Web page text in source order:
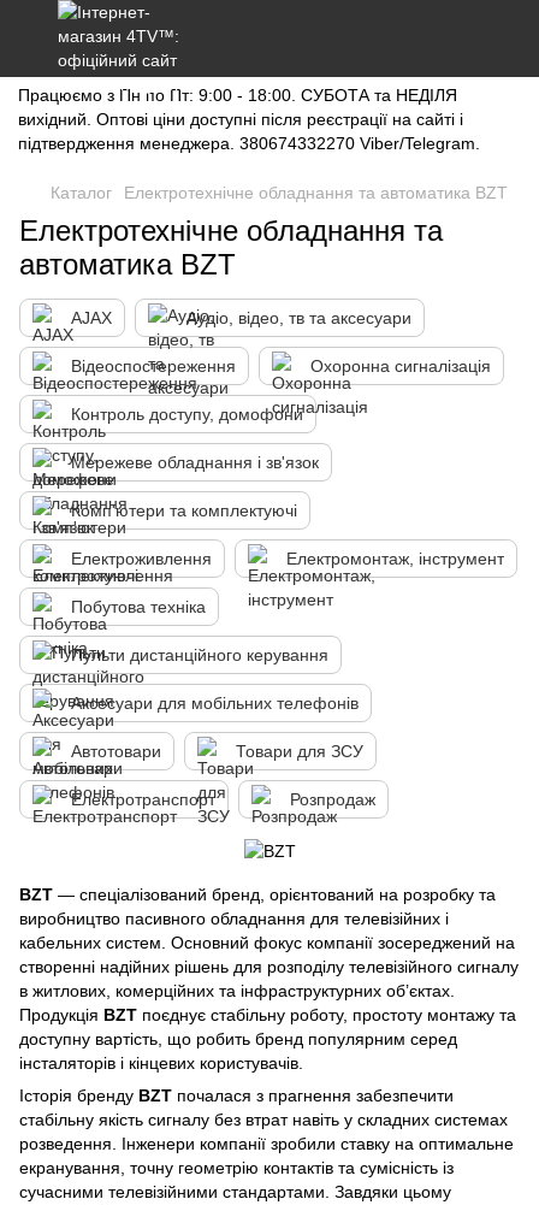
Працюємо з Пн по Пт: 9:00 - 18:00. СУБОТА та НЕДІЛЯ
вихідний. Оптові ціни доступні після реєстрації на сайті і
підтвердження менеджера. 380674332270 Viber/Telegram.
Каталог Електротехнічне обладнання та автоматика BZT
Електротехнічне обладнання та
автоматика BZT
AJAX Аудіо, відео, тв та аксесуари
Відеоспостереження Охоронна сигналізація
Контроль доступу, домофони
Мережеве обладнання і зв'язок
Комп'ютери та комплектуючі
Електроживлення Електромонтаж, інструмент
Побутова техніка
Пульти дистанційного керування
Аксесуари для мобільних телефонів
Автотовари Товари для ЗСУ
Електротранспорт Розпродаж
BZT — спеціалізований бренд, орієнтований на розробку та
виробництво пасивного обладнання для телевізійних і
кабельних систем. Основний фокус компанії зосереджений на
створенні надійних рішень для розподілу телевізійного сигналу
в житлових, комерційних та інфраструктурних об’єктах.
Продукція BZT поєднує стабільну роботу, простоту монтажу та
доступну вартість, що робить бренд популярним серед
інсталяторів і кінцевих користувачів.
Історія бренду BZT почалася з прагнення забезпечити
стабільну якість сигналу без втрат навіть у складних системах
розведення. Інженери компанії зробили ставку на оптимальне
екранування, точну геометрію контактів та сумісність із
сучасними телевізійними стандартами. Завдяки цьому